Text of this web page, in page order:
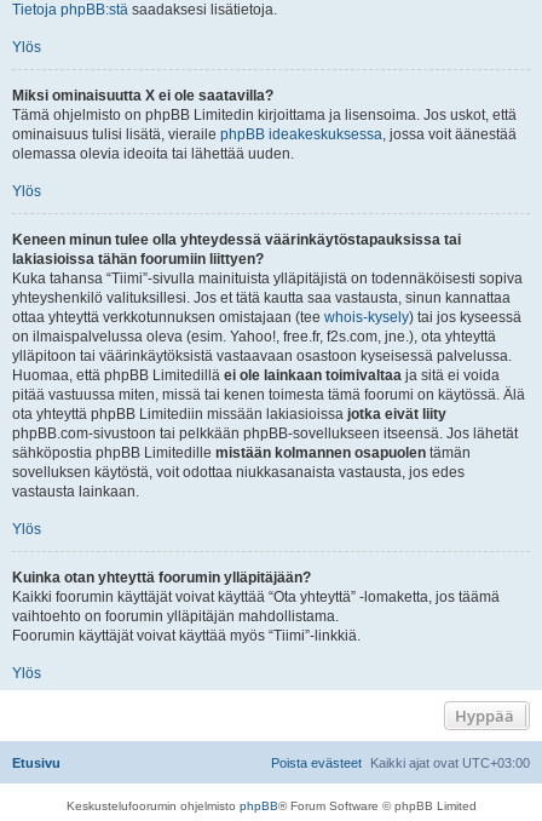
Tietoja phpBB:stä saadaksesi lisätietoja.
Ylös
Miksi ominaisuutta X ei ole saatavilla?
Tämä ohjelmisto on phpBB Limitedin kirjoittama ja lisensoima. Jos uskot, että
ominaisuus tulisi lisätä, vieraile phpBB ideakeskuksessa, jossa voit äänestää
olemassa olevia ideoita tai lähettää uuden.
Ylös
Keneen minun tulee olla yhteydessä väärinkäytöstapauksissa tai
lakiasioissa tähän foorumiin liittyen?
Kuka tahansa “Tiimi”-sivulla mainituista ylläpitäjistä on todennäköisesti sopiva
yhteyshenkilö valituksillesi. Jos et tätä kautta saa vastausta, sinun kannattaa
ottaa yhteyttä verkkotunnuksen omistajaan (tee whois-kysely) tai jos kyseessä
on ilmaispalvelussa oleva (esim. Yahoo!, free.fr, f2s.com, jne.), ota yhteyttä
ylläpitoon tai väärinkäytöksistä vastaavaan osastoon kyseisessä palvelussa.
Huomaa, että phpBB Limitedillä ei ole lainkaan toimivaltaa ja sitä ei voida
pitää vastuussa miten, missä tai kenen toimesta tämä foorumi on käytössä. Älä
ota yhteyttä phpBB Limitediin missään lakiasioissa jotka eivät liity
phpBB.com-sivustoon tai pelkkään phpBB-sovellukseen itseensä. Jos lähetät
sähköpostia phpBB Limitedille mistään kolmannen osapuolen tämän
sovelluksen käytöstä, voit odottaa niukkasanaista vastausta, jos edes
vastausta lainkaan.
Ylös
Kuinka otan yhteyttä foorumin ylläpitäjään?
Kaikki foorumin käyttäjät voivat käyttää “Ota yhteyttä” -lomaketta, jos täämä
vaihtoehto on foorumin ylläpitäjän mahdollistama.
Foorumin käyttäjät voivat käyttää myös “Tiimi”-linkkiä.
Ylös
Hyppää
Etusivu Kaikki ajat ovat UTC+03:00
Poista evästeet
Keskustelufoorumin ohjelmisto phpBB® Forum Software © phpBB Limited